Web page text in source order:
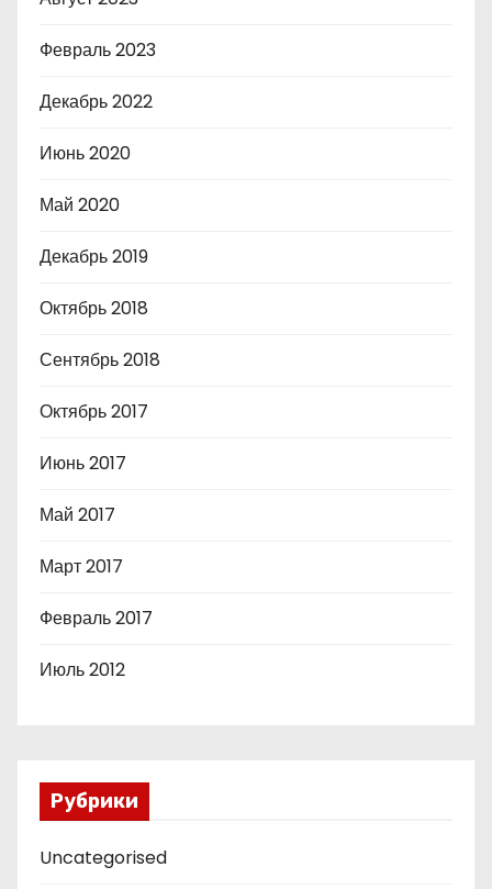
Февраль 2023
Декабрь 2022
Июнь 2020
Май 2020
Декабрь 2019
Октябрь 2018
Сентябрь 2018
Октябрь 2017
Июнь 2017
Май 2017
Март 2017
Февраль 2017
Июль 2012
Рубрики
Uncategorised